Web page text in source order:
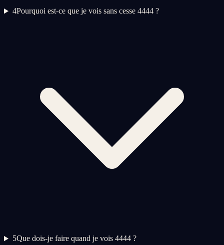
4Pourquoi est-ce que je vois sans cesse 4444 ?
5Que dois-je faire quand je vois 4444 ?